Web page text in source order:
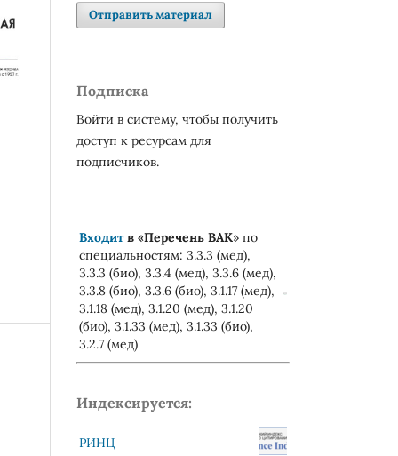
Отправить материал
Подписка
Войти в систему, чтобы получить
доступ к ресурсам для
подписчиков.
Входит в «Перечень ВАК» по
специальностям: 3.3.3 (мед),
3.3.3 (био), 3.3.4 (мед), 3.3.6 (мед),
3.3.8 (био), 3.3.6 (био), 3.1.17 (мед),
3.1.18 (мед), 3.1.20 (мед), 3.1.20
(био), 3.1.33 (мед), 3.1.33 (био),
3.2.7 (мед)
Индексируется:
РИНЦ